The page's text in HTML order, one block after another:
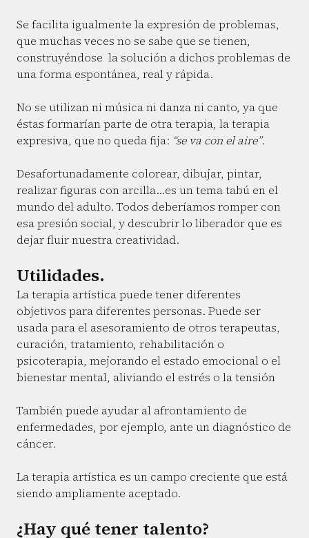
Se facilita igualmente la expresión de problemas,
que muchas veces no se sabe que se tienen,
construyéndose la solución a dichos problemas de
una forma espontánea, real y rápida.
No se utilizan ni música ni danza ni canto, ya que
éstas formarían parte de otra terapia, la terapia
expresiva, que no queda fija: “se va con el aire”.
Desafortunadamente colorear, dibujar, pintar,
realizar figuras con arcilla…es un tema tabú en el
mundo del adulto. Todos deberíamos romper con
esa presión social, y descubrir lo liberador que es
dejar fluir nuestra creatividad.
Utilidades.
La terapia artística puede tener diferentes
objetivos para diferentes personas. Puede ser
usada para el asesoramiento de otros terapeutas,
curación, tratamiento, rehabilitación o
psicoterapia, mejorando el estado emocional o el
bienestar mental, aliviando el estrés o la tensión
También puede ayudar al afrontamiento de
enfermedades, por ejemplo, ante un diagnóstico de
cáncer.
La terapia artística es un campo creciente que está
siendo ampliamente aceptado.
¿Hay qué tener talento?